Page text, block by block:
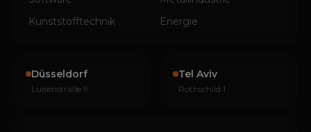
Kunststofftechnik
Energie
Düsseldorf
Luisenstraße 9
Tel Aviv
Rothschild 1